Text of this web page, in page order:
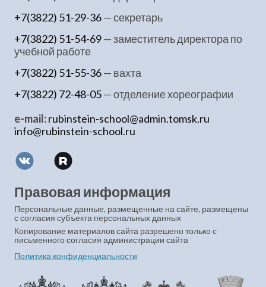
+7(3822) 51-29-36— секретарь
+7(3822) 51-54-69— заместитель директора по
учебной работе
+7(3822) 51-55-36— вахта
+7(3822) 72-48-05— отделение хореографии
e-mail:rubinstein-school@admin.tomsk.ru
info@rubinstein-school.ru
Правовая информация
Персональные данные, размещенные на сайте, размещены
с согласия субъекта персональных данных
Копирование материалов сайта разрешено только с
письменного согласия администрации сайта
Политика конфиденциальности